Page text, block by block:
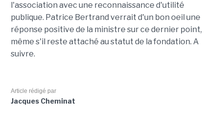
l'association avec une reconnaissance d'utilité
publique. Patrice Bertrand verrait d'un bon oeil une
réponse positive de la ministre sur ce dernier point,
même s'il reste attaché au statut de la fondation. A
suivre.
Article rédigé par
Jacques Cheminat